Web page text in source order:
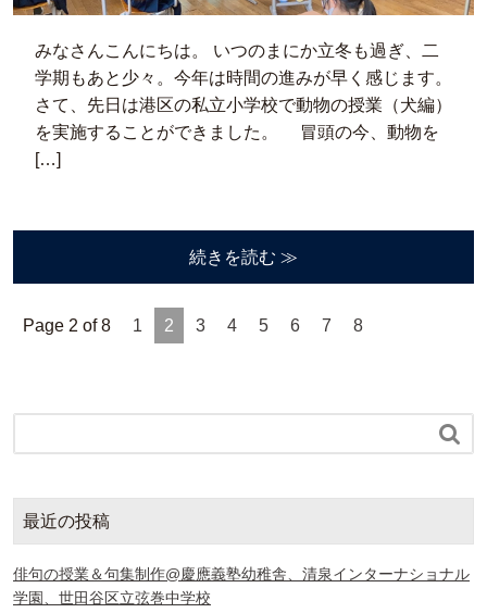
みなさんこんにちは。 いつのまにか立冬も過ぎ、二
学期もあと少々。今年は時間の進みが早く感じます。
さて、先日は港区の私立小学校で動物の授業（犬編）
を実施することができました。 冒頭の今、動物を
[…]
続きを読む ≫
Page 2 of 8 1 2 3 4 5 6 7 8

最近の投稿
俳句の授業＆句集制作@慶應義塾幼稚舎、清泉インターナショナル
学園、世田谷区立弦巻中学校